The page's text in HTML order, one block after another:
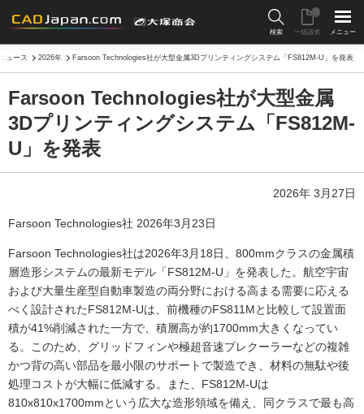
検索 一括請求
0
メニュー
ュース 2026年 Farsoon Technologies社が大型金属3Dプリンティングシステム「FS812M-U」を発表
Farsoon Technologies社が大型金属
3Dプリンティングシステム「FS812M-
U」を発表
2026年 3月27日
Farsoon Technologies社 2026年3月23日
Farsoon Technologies社は2026年3月18日、800mmクラスの金属積
層造形システムの最新モデル「FS812M-U」を発表した。航空宇宙
および大量生産型自動車製造の両分野における高まる需要に応える
べく設計されたFS812M-Uは、前機種のFS811Mと比較して設置面
積が41%削減された一方で、積層高が約1700mm大きくなってい
る。このため、グリッドフィンや極超音速プレクーラーなどの複雑
かつ背の高い部品を最小限のサポートで製造でき、材料の無駄や後
処理コストが大幅に低減する。また、FS812M-Uは
810x810x1700mmという広大な造形領域を備え、同クラスで最も高